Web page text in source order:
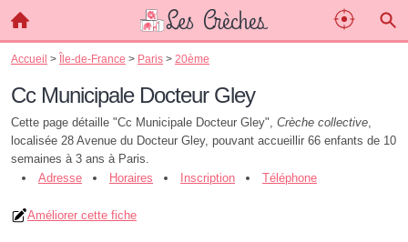
Accueil > Île-de-France > Paris > 20ème
Cc Municipale Docteur Gley
Cette page détaille "Cc Municipale Docteur Gley", Crèche collective,
localisée 28 Avenue du Docteur Gley, pouvant accueillir 66 enfants de 10
semaines à 3 ans à Paris.
Adresse
Horaires Inscription Téléphone
Améliorer cette fiche